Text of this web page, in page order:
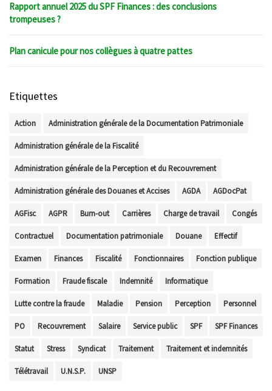
Rapport annuel 2025 du SPF Finances : des conclusions
trompeuses ?
Plan canicule pour nos collègues à quatre pattes
Etiquettes
Action Administration générale de la Documentation Patrimoniale
Administration générale de la Fiscalité
Administration générale de la Perception et du Recouvrement
Administration générale des Douanes et Accises AGDA AGDocPat
AGFisc AGPR Burn-out Carrières Charge de travail Congés
Contractuel Documentation patrimoniale Douane Effectif
Examen Finances Fiscalité Fonctionnaires Fonction publique
Formation Fraude fiscale Indemnité Informatique
Lutte contre la fraude Maladie Pension Perception Personnel
PO Recouvrement Salaire Service public SPF SPF Finances
Statut Stress Syndicat Traitement Traitement et indemnités
Télétravail U.N.S.P. UNSP